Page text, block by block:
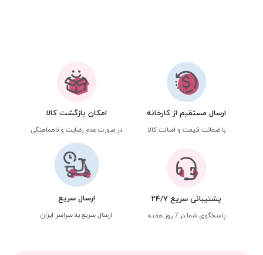
ارسال مستقیم از کارخانه
با ضمانت قیمت و اصالت کالا
امکان بازگشت کالا
در صورت عدم رضایت و ناهماهنگی
پشتیبانی سریع 24/7
پاسخگوی شما در 7 روز هفته
ارسال سریع
ارسال سریع به سراسر ایران